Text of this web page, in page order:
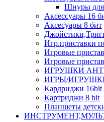
Шнуры для
Аксессуары 16
Аксесуары 8 бит
Игр.приставки
Игровые
Игровые
ИГРУШКИ
ИГРЫ/
Кардриджи 16bit
Картриджи 8 bit
Планшеты